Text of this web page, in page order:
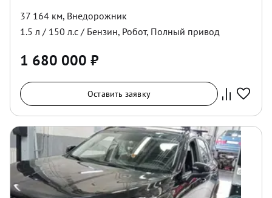
37 164 км, Внедорожник
1.5 л / 150 л.с / Бензин, Робот, Полный привод
1 680 000 ₽
Оставить заявку